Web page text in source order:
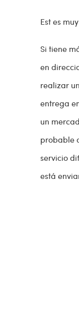
Est es
Si tiene
en
realizar
entrega
un
probable
servicio
está